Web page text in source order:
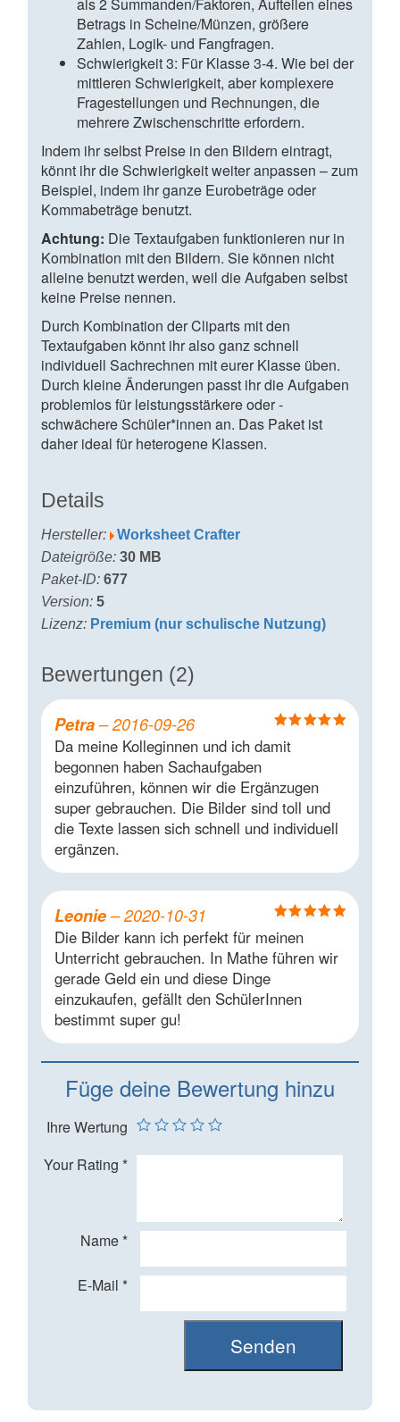
Betrags in Scheine/Münzen, größere
Zahlen, Logik- und Fangfragen.
Schwierigkeit 3: Für Klasse 3-4. Wie bei der
mittleren Schwierigkeit, aber komplexere
Fragestellungen und Rechnungen, die
mehrere Zwischenschritte erfordern.
Indem ihr selbst Preise in den Bildern eintragt,
könnt ihr die Schwierigkeit weiter anpassen – zum
Beispiel, indem ihr ganze Eurobeträge oder
Kommabeträge benutzt.
Achtung: Die Textaufgaben funktionieren nur in
Kombination mit den Bildern. Sie können nicht
alleine benutzt werden, weil die Aufgaben selbst
keine Preise nennen.
Durch Kombination der Cliparts mit den
Textaufgaben könnt ihr also ganz schnell
individuell Sachrechnen mit eurer Klasse üben.
Durch kleine Änderungen passt ihr die Aufgaben
problemlos für leistungsstärkere oder -
schwächere Schüler*innen an. Das Paket ist
daher ideal für heterogene Klassen.
Details
Hersteller: Worksheet Crafter
Dateigröße:30 MB
Paket-ID:677
Version:5
Lizenz: Premium (nur schulische Nutzung)
Bewertungen (2)
5von 5
Petra– 2016-09-26
Da meine Kolleginnen und ich damit
begonnen haben Sachaufgaben
einzuführen, können wir die Ergänzugen
super gebrauchen. Die Bilder sind toll und
die Texte lassen sich schnell und individuell
ergänzen.
5von 5
Leonie– 2020-10-31
Die Bilder kann ich perfekt für meinen
Unterricht gebrauchen. In Mathe führen wir
gerade Geld ein und diese Dinge
einzukaufen, gefällt den SchülerInnen
bestimmt super gu!
Füge deine Bewertung hinzu
Ihre Wertung
Your Rating *
Name *
E-Mail *